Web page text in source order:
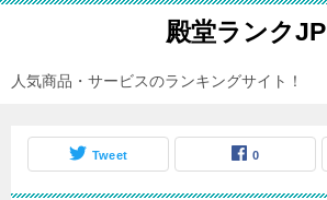
殿堂ランクJP
人気商品・サービスのランキングサイト！
Tweet 0